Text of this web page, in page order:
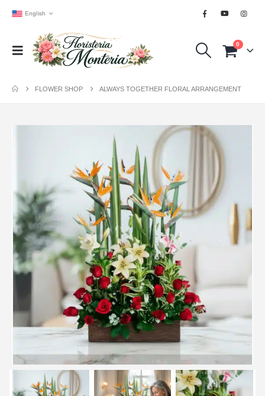
English
0
FLOWER SHOP ALWAYS TOGETHER FLORAL ARRANGEMENT